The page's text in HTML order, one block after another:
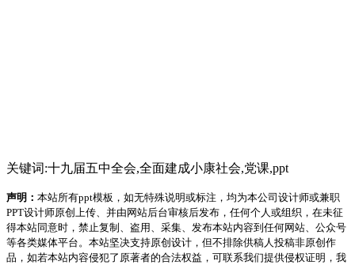
关键词:十九届五中全会,全面建成小康社会,党课,ppt
声明： 本站所有ppt模板，如无特殊说明或标注，均为本公司设计师或兼职
PPT设计师原创上传、并由网站后台审核后发布，任何个人或组织，在未征
得本站同意时，禁止复制、盗用、采集、发布本站内容到任何网站、公众号
等各类媒体平台。本站坚决支持原创设计，但不排除供稿人投稿非原创作
品，如若本站内容侵犯了原著者的合法权益，可联系我们提供侵权证明，我